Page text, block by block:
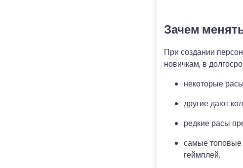
Зачем
При создании
новичкам, в
некоторые
другие дают
редкие расы
самые топовые
геймплей.